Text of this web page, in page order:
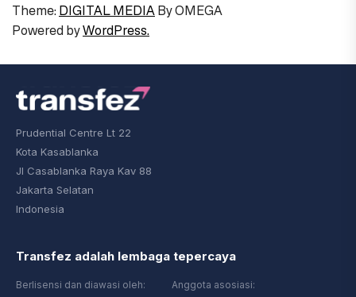
Theme: DIGITAL MEDIAByOMEGA
Powered byWordPress.
Prudential Centre Lt 22
Kota Kasablanka
Jl Casablanka Raya Kav 88
Jakarta Selatan
Indonesia
Transfez adalah lembaga tepercaya
Berlisensi dan diawasi oleh: Anggota asosiasi: